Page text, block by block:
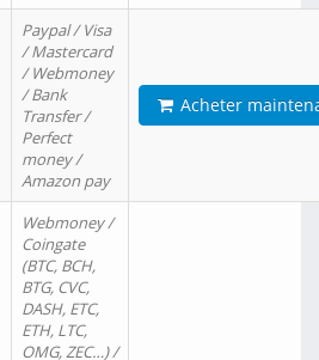
Paypal / Visa
/ Mastercard
/ Webmoney
/ Bank
Transfer /
Perfect
money /
Amazon pay
Acheter
Webmoney /
Coingate
(BTC, BCH,
BTG, CVC,
DASH, ETC,
ETH, LTC,
OMG, ZEC…) /